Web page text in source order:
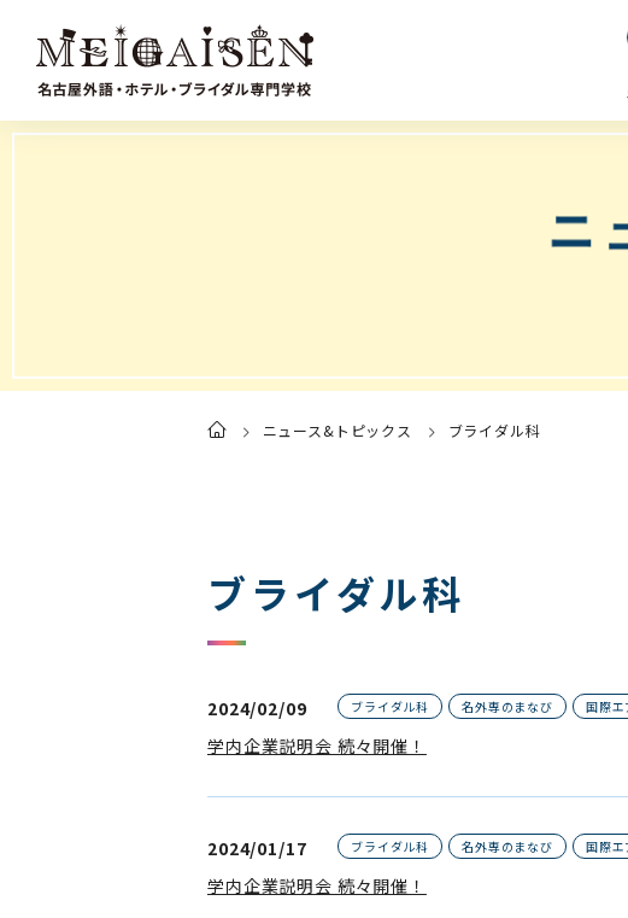
ニ
ト
ニュース&トピックス ブライダル科
ブライダル科
2024/02/09 ブライダル科 名外専のまなび 国際
学内企業説明会 続々開催！
2024/01/17 ブライダル科 名外専のまなび 国際
学内企業説明会 続々開催！